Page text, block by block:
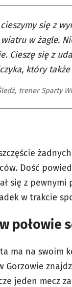
się z
w żagle.
Cieszę się z
który
trener Sparty
Dość
się z
w trakcie
połowie
ma na swoim
Gorzowie
jeden mecz